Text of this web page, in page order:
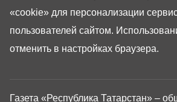
Газета «Республика Татарстан» –
«cookie» для персонализации
пользователей сайтом.
отменить в настройках браузера.